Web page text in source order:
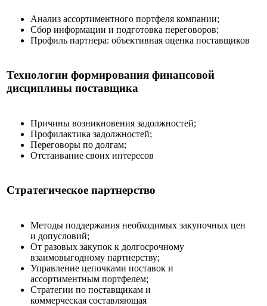
Анализ ассортиментного портфеля компании;
Сбор информации и подготовка переговоров;
Профиль партнера: объективная оценка поставщиков
Технологии формирования финансовой
дисциплины поставщика
Причины возникновения задолжностей;
Профилактика задолжностей;
Переговоры по долгам;
Отстаивание своих интересов
Стратегическое партнерство
Методы поддержания необходимых закупочных цен
и допусловий;
От разовых закупок к долгосрочному
взаимовыгодному партнерству;
Управление цепочками поставок и
ассортиментным портфелем;
Стратегии по поставщикам и
коммерческая составляющая